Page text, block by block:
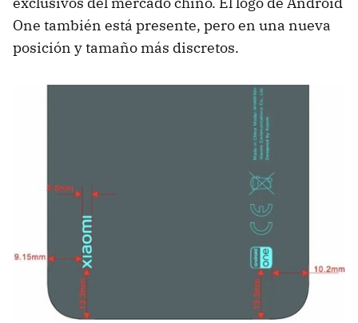
One también está presente, pero en una nueva
posición y tamaño más discretos.